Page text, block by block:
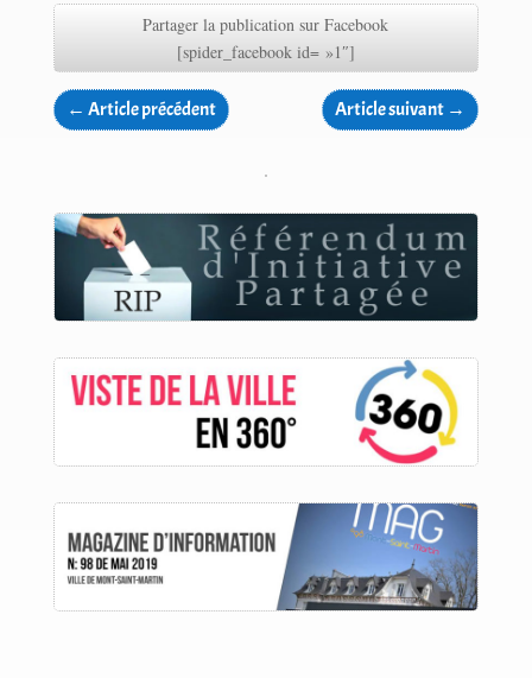
Partager la publication sur Facebook
[spider_facebook id= »1″]
← Article précédent Article suivant →